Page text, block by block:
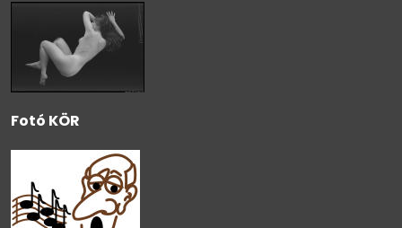
Fotó KÖR